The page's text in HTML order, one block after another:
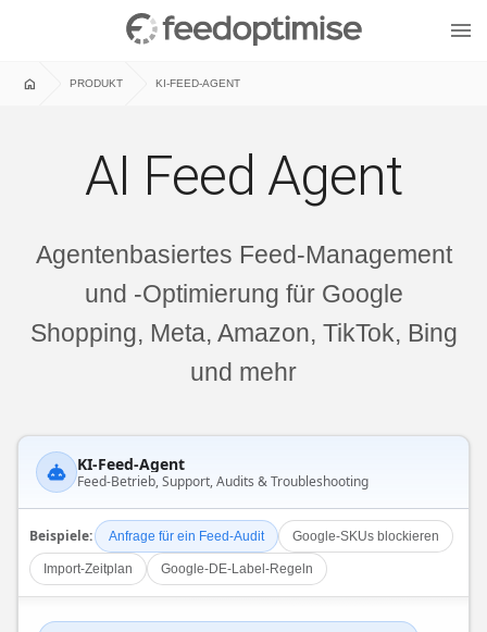
menu
home PRODUKT KI-FEED-AGENT
AI Feed Agent
Agentenbasiertes Feed-Management
und -Optimierung für Google
Shopping, Meta, Amazon, TikTok, Bing
und mehr
KI-Feed-Agent
Feed-Betrieb, Support, Audits & Troubleshooting
Beispiele: Anfrage für ein Feed-Audit Google-SKUs blockieren
Import-Zeitplan Google-DE-Label-Regeln